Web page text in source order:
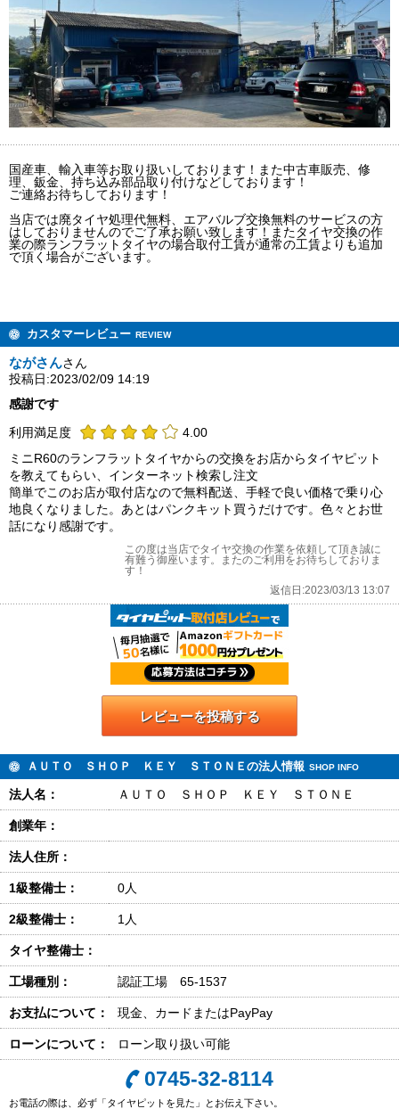
国産車、輸入車等お取り扱いしております！また中古車販売、修
理、鈑金、持ち込み部品取り付けなどしております！
ご連絡お待ちしております！
当店では廃タイヤ処理代無料、エアバルブ交換無料のサービスの方
はしておりませんのでご了承お願い致します！またタイヤ交換の作
業の際ランフラットタイヤの場合取付工賃が通常の工賃よりも追加
で頂く場合がございます。
カスタマーレビュー REVIEW
ながさんさん
投稿日:2023/02/09 14:19
感謝です
利用満足度
4.00
ミニR60のランフラットタイヤからの交換をお店からタイヤピット
を教えてもらい、インターネット検索し注文
簡単でこのお店が取付店なので無料配送、手軽で良い価格で乗り心
地良くなりました。あとはパンクキット買うだけです。色々とお世
話になり感謝です。
この度は当店でタイヤ交換の作業を依頼して頂き誠に
有難う御座います。またのご利用をお待ちしておりま
す！
返信日:2023/03/13 13:07
レビューを投稿する
ＡＵＴＯ ＳＨＯＰ ＫＥＹ ＳＴＯＮＥの法人情報 SHOP INFO
法人名： ＡＵＴＯ ＳＨＯＰ ＫＥＹ ＳＴＯＮＥ
創業年：
法人住所：
1級整備士： 0人
2級整備士： 1人
タイヤ整備士：
工場種別： 認証工場 65-1537
お支払について： 現金、カードまたはPayPay
ローンについて： ローン取り扱い可能
0745-32-8114
お電話の際は、必ず「タイヤピットを見た」とお伝え下さい。